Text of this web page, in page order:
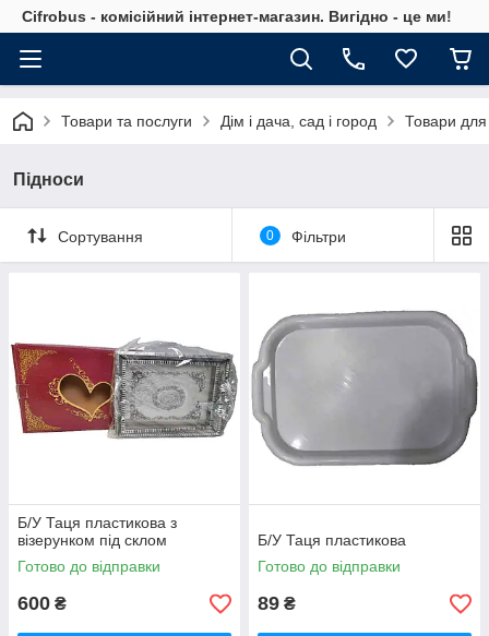
Cifrobus - комiсiйний iнтернет-магазин. Вигiдно - це ми!
Товари та послуги Дім і дача, сад і город Товари
Підноси
Сортування 0 Фільтри
Б/У Таця пластикова з
візерунком під склом
Готово до відправки
600 ₴
Б/У Таця пластикова
Готово до відправки
89 ₴